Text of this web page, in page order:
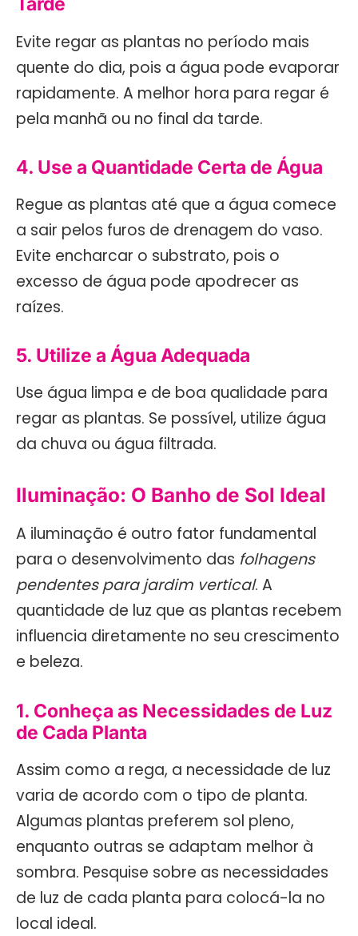
Evite regar as plantas no período mais
quente do dia, pois a água pode evaporar
rapidamente. A melhor hora para regar é
pela manhã ou no final da tarde.
4. Use a Quantidade Certa de Água
Regue as plantas até que a água comece
a sair pelos furos de drenagem do vaso.
Evite encharcar o substrato, pois o
excesso de água pode apodrecer as
raízes.
5. Utilize a Água Adequada
Use água limpa e de boa qualidade para
regar as plantas. Se possível, utilize água
da chuva ou água filtrada.
Iluminação: O Banho de Sol Ideal
A iluminação é outro fator fundamental
para o desenvolvimento das folhagens
pendentes para jardim vertical. A
quantidade de luz que as plantas recebem
influencia diretamente no seu crescimento
e beleza.
1. Conheça as Necessidades de Luz
de Cada Planta
Assim como a rega, a necessidade de luz
varia de acordo com o tipo de planta.
Algumas plantas preferem sol pleno,
enquanto outras se adaptam melhor à
sombra. Pesquise sobre as necessidades
de luz de cada planta para colocá-la no
local ideal.